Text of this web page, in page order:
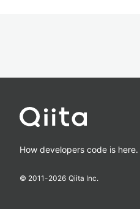
How developers code is here.
© 2011-2026 Qiita Inc.